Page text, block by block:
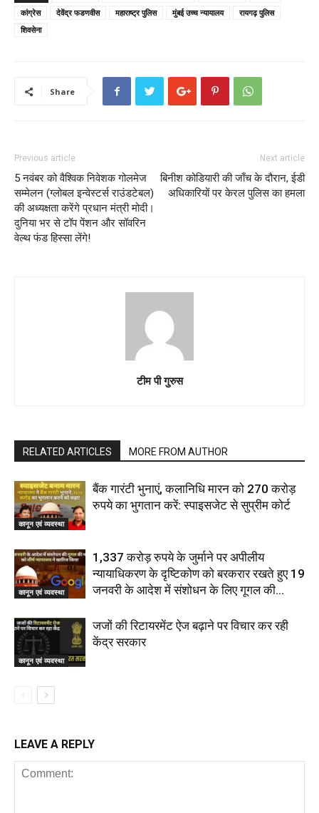
कांग्रेस
देवेंद्र फडणवीस महाराष्ट्र पुलिस मुंबई उच्च न्यायालय
रायगढ़ पुलिस
शिवसेना
Share
Previous article
5 नवंबर को वैश्विक निवेशक गोलमेज
सम्मेलन (ग्लोबल इन्वेस्टर्स राउंडटेबल)
की अध्यक्षता करेंगे प्रधान मंत्री मोदी।
दुनिया भर से टॉप पेंशन और सॉवरिन
वेल्थ फंड हिस्सा लेंगे!
Next article
बिनीश कोडियारी की जाँच के दौरान, ईडी
अधिकारियों पर केरल पुलिस का हमला
टीम पी गुरुस
RELATED ARTICLES MORE FROM AUTHOR
कानून एवं व्यवस्था
बैंक गारंटी भुनाएं, कलानिधि मारन को 270 करोड़
रुपये का भुगतान करें: स्पाइसजेट से सुप्रीम कोर्ट
कानून एवं व्यवस्था
1,337 करोड़ रुपये के जुर्माने पर अपीलीय
न्यायाधिकरण के दृष्टिकोण को बरकरार रखते हुए 19
जनवरी के आदेश में संशोधन के लिए गूगल की...
कानून एवं व्यवस्था
जजों की रिटायरमेंट ऐज बढ़ाने पर विचार कर रही
केंद्र सरकार
LEAVE A REPLY